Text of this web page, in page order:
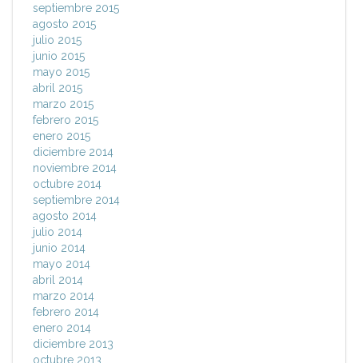
septiembre 2015
agosto 2015
julio 2015
junio 2015
mayo 2015
abril 2015
marzo 2015
febrero 2015
enero 2015
diciembre 2014
noviembre 2014
octubre 2014
septiembre 2014
agosto 2014
julio 2014
junio 2014
mayo 2014
abril 2014
marzo 2014
febrero 2014
enero 2014
diciembre 2013
octubre 2013